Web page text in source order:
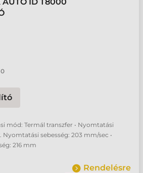
mód: Termál transzfer • Nyomtatási
Nyomtatási sebesség: 203 mm/sec •
216 mm
Rendelésre